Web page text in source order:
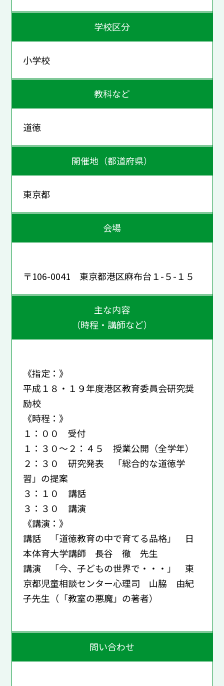
学校区分
小学校
教科など
道徳
開催地（都道府県）
東京都
会場
〒106-0041 東京都港区麻布台１-５-１５
主な内容
（時程・講師など）
《指定：》
平成１８・１９年度港区教育委員会研究奨
励校
《時程：》
１：００ 受付
１：３０～２：４５ 授業公開（全学年）
２：３０ 研究発表 「総合的な道徳学
習」の提案
３：１０ 講話
３：３０ 講演
《講演：》
講話 「道徳教育の中で育てる品格」 日
本体育大学講師 長谷 徹 先生
講演 「今、子どもの世界で・・・」 東
京都児童相談センター心理司 山脇 由紀
子先生（「教室の悪魔」の著者）
問い合わせ